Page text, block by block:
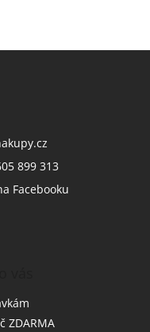
899 313
Facebooku
ZDARMA